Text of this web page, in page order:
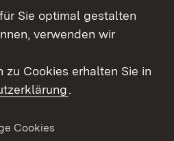
Erklärung zur
Sie optimal gestalten
verwenden wir
zu Cookies erhalten Sie in
.
Cookies